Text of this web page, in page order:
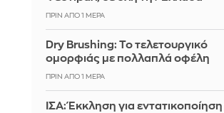
ΠΡΙΝ ΑΠΌ 1 ΜΈΡΑ
Dry Brushing: Το τελετουργικό
ομορφιάς με πολλαπλά οφέλη
ΠΡΙΝ ΑΠΌ 1 ΜΈΡΑ
ΙΣΑ: Έκκληση για